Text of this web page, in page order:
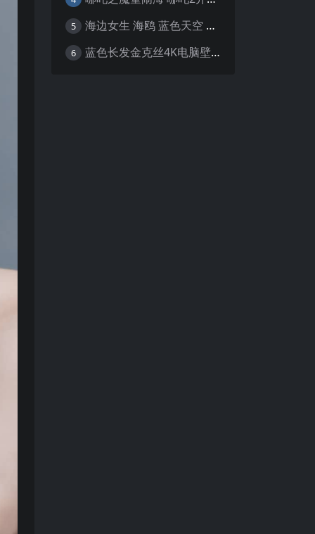
5 海边女生 海鸥 蓝色天空 4K壁纸
6 蓝色长发金克丝4K电脑壁纸